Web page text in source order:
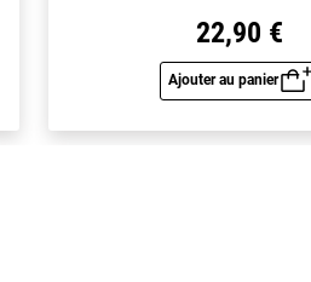
22,90 €
Ajouter au panier
Aperçu